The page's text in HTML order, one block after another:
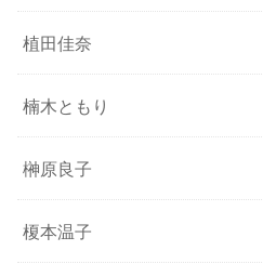
植田佳奈
楠木ともり
榊原良子
榎本温子